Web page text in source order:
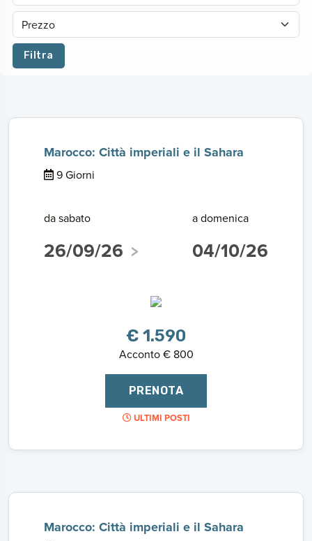
Filtra
Marocco: Città imperiali e il Sahara
9 Giorni
da sabato
26/09/26
a domenica
04/10/26
€ 1.590
Acconto € 800
PRENOTA
ULTIMI POSTI
Marocco: Città imperiali e il Sahara